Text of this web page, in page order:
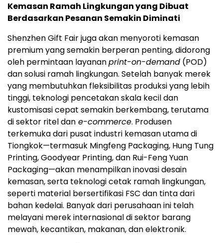
Kemasan Ramah Lingkungan yang Dibuat
Berdasarkan Pesanan Semakin Diminati
Shenzhen Gift Fair juga akan menyoroti kemasan
premium yang semakin berperan penting, didorong
oleh permintaan layananprint-on-demand (POD)
dan solusi ramah lingkungan. Setelah banyak merek
yang membutuhkan fleksibilitas produksi yang lebih
tinggi, teknologi pencetakan skala kecil dan
kustomisasi cepat semakin berkembang, terutama
di sektor ritel dan e-commerce. Produsen
terkemuka dari pusat industri kemasan utama di
Tiongkok—termasuk Mingfeng Packaging, Hung Tung
Printing, Goodyear Printing, dan Rui-Feng Yuan
Packaging—akan menampilkan inovasi desain
kemasan, serta teknologi cetak ramah lingkungan,
seperti material bersertifikasi FSC dan tinta dari
bahan kedelai. Banyak dari perusahaan ini telah
melayani merek internasional di sektor barang
mewah, kecantikan, makanan, dan elektronik.